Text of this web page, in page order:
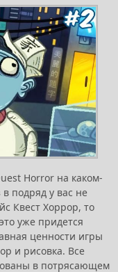
Horror на каком-
подряд у вас не
Квест Хоррор, то
уже придется
ценности игры
и рисовка. Все
в потрясающем